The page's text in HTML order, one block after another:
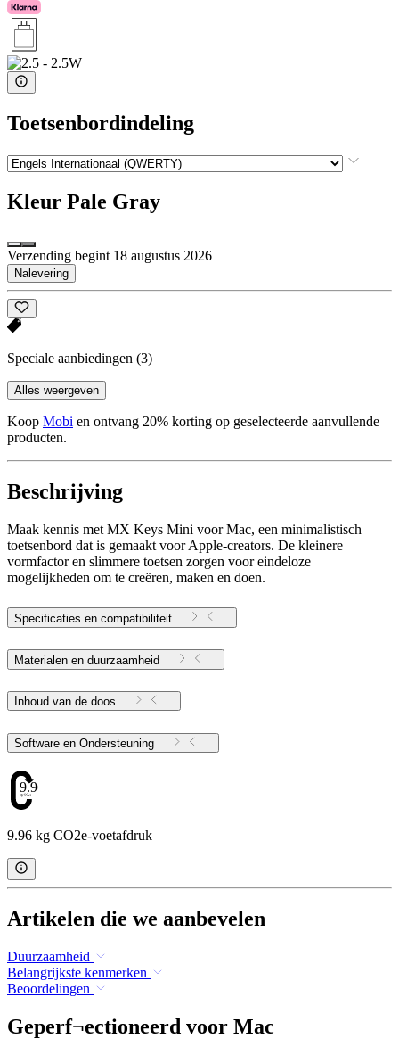
Toetsenbordindeling
Kleur Pale Gray
Verzending begint 18 augustus 2026
Nalevering
Speciale aanbiedingen (3)
Alles weergeven
Koop Mobi en ontvang 20% korting op geselecteerde aanvullende
producten.
Beschrijving
Maak kennis met MX Keys Mini voor Mac, een minimalistisch
toetsenbord dat is gemaakt voor Apple-creators. De kleinere
vormfactor en slimmere toetsen zorgen voor eindeloze
mogelijkheden om te creëren, maken en doen.
Specificaties en compatibiliteit
Materialen en duurzaamheid
Inhoud van de doos
Software en Ondersteuning
9.96
9.96 kg CO2e-voetafdruk
Artikelen die we aanbevelen
Duurzaamheid
Belangrijkste kenmerken
Beoordelingen
Geperf¬ectioneerd voor Mac